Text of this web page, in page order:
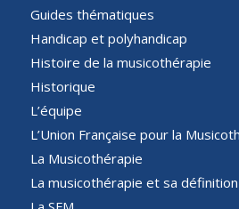
Guides thématiques
Handicap et polyhandicap
Histoire de la musicothérapie
Historique
L’équipe
L’Union Française pour la
La Musicothérapie
La musicothérapie et sa